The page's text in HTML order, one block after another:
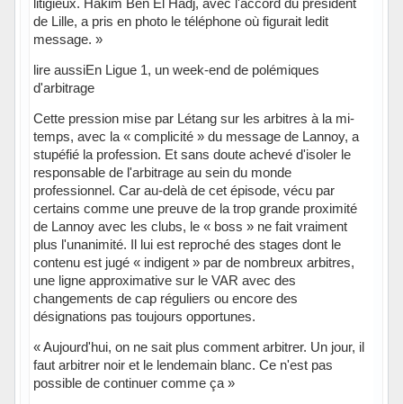
de Lille, a pris en photo le téléphone où figurait ledit
message. »
lire aussiEn Ligue 1, un week-end de polémiques
d'arbitrage
Cette pression mise par Létang sur les arbitres à la mi-
temps, avec la « complicité » du message de Lannoy, a
stupéfié la profession. Et sans doute achevé d'isoler le
responsable de l'arbitrage au sein du monde
professionnel. Car au-delà de cet épisode, vécu par
certains comme une preuve de la trop grande proximité
de Lannoy avec les clubs, le « boss » ne fait vraiment
plus l'unanimité. Il lui est reproché des stages dont le
contenu est jugé « indigent » par de nombreux arbitres,
une ligne approximative sur le VAR avec des
changements de cap réguliers ou encore des
désignations pas toujours opportunes.
« Aujourd'hui, on ne sait plus comment arbitrer. Un jour, il
faut arbitrer noir et le lendemain blanc. Ce n'est pas
possible de continuer comme ça »